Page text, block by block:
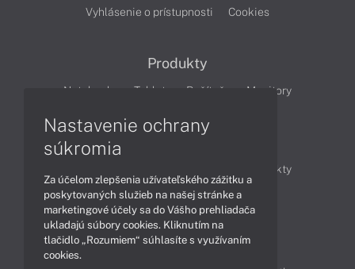
Vyhlásenie o prístupnosti
Cookies
Produkty
Notebooky Tablety Počítače Monitory
Produkty
Technológie
Videá
Obsah
Nastavenie ochrany
súkromia
Za účelom zlepšenia užívateľského zážitku a
poskytovaných služieb na našej stránke a
marketingové účely sa do Vášho prehliadača
ukladajú súbory cookies. Kliknutím na
tlačidlo „Rozumiem“ súhlasíte s využívaním
cookies.